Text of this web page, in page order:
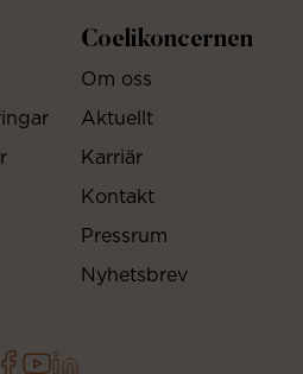
Coelikoncernen
Om oss
Aktuellt
Karriär
Kontakt
Pressrum
Nyhetsbrev